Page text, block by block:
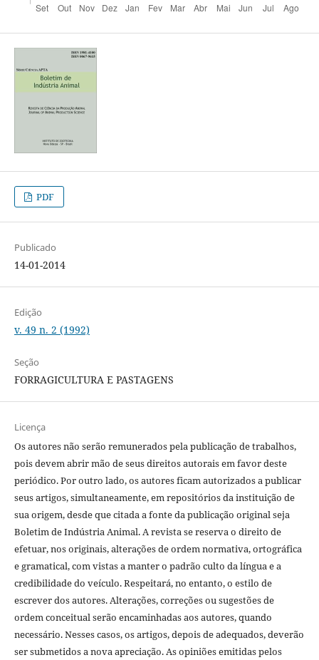
PDF
Publicado
14-01-2014
Edição
v. 49 n. 2 (1992)
Seção
FORRAGICULTURA E PASTAGENS
Licença
Os autores não serão remunerados pela publicação de trabalhos,
pois devem abrir mão de seus direitos autorais em favor deste
periódico. Por outro lado, os autores ficam autorizados a publicar
seus artigos, simultaneamente, em repositórios da instituição de
sua origem, desde que citada a fonte da publicação original seja
Boletim de Indústria Animal. A revista se reserva o direito de
efetuar, nos originais, alterações de ordem normativa, ortográfica
e gramatical, com vistas a manter o padrão culto da língua e a
credibilidade do veículo. Respeitará, no entanto, o estilo de
escrever dos autores. Alterações, correções ou sugestões de
ordem conceitual serão encaminhadas aos autores, quando
necessário. Nesses casos, os artigos, depois de adequados, deverão
ser submetidos a nova apreciação. As opiniões emitidas pelos